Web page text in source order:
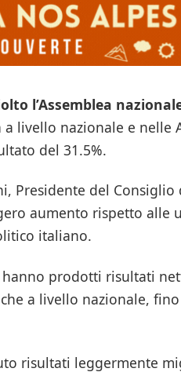
l’Assemblea
livello nazionale e nelle
del 31.5%.
Presidente del Consiglio
aumento rispetto alle
italiano.
prodotti risultati
a livello nazionale, fino
risultati leggermente